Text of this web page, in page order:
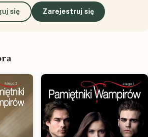
się Zarejestruj się